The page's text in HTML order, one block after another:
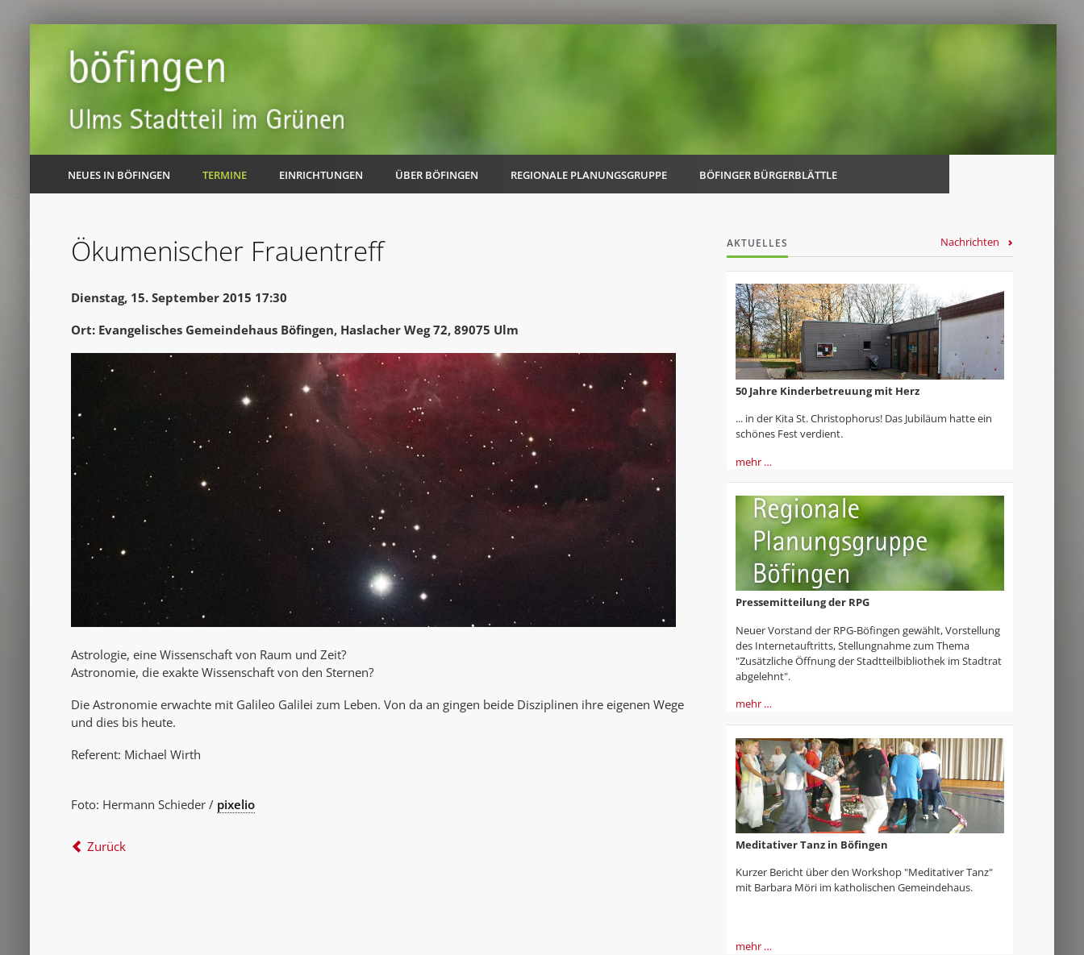
NEUES IN BÖFINGEN TERMINE EINRICHTUNGEN ÜBER BÖFINGEN REGIONALE PLANUNGSGRUPPE
AK Unterwegs in Böfingen
BÖFINGER BÜRGERBLÄTTLE
Ökumenischer Frauentreff
Dienstag, 15. September 2015 17:30
Ort: Evangelisches Gemeindehaus Böfingen, Haslacher Weg 72, 89075 Ulm
Astrologie, eine Wissenschaft von Raum und Zeit?
Astronomie, die exakte Wissenschaft von den Sternen?
Die Astronomie erwachte mit Galileo Galilei zum Leben. Von da an gingen beide Disziplinen ihre eigenen Wege
und dies bis heute.
Referent: Michael Wirth
Foto: Hermann Schieder / pixelio
Zurück
AKTUELLES Nachrichten
50 Jahre Kinderbetreuung mit Herz
... in der Kita St. Christophorus! Das Jubiläum hatte ein
schönes Fest verdient.
mehr …
Pressemitteilung der RPG
Neuer Vorstand der RPG-Böfingen gewählt, Vorstellung
des Internetauftritts, Stellungnahme zum Thema
"Zusätzliche Öffnung der Stadtteilbibliothek im Stadtrat
abgelehnt".
mehr …
Meditativer Tanz in Böfingen
Kurzer Bericht über den Workshop "Meditativer Tanz"
mit Barbara Möri im katholischen Gemeindehaus.
mehr …